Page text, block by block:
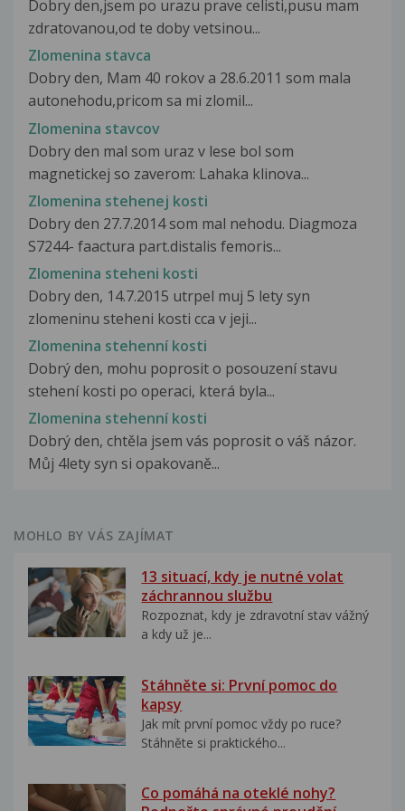
Dobry den,jsem po urazu prave celisti,pusu mam
zdratovanou,od te doby vetsinou...
Zlomenina stavca
Dobry den, Mam 40 rokov a 28.6.2011 som mala
autonehodu,pricom sa mi zlomil...
Zlomenina stavcov
Dobry den mal som uraz v lese bol som
magnetickej so zaverom: Lahaka klinova...
Zlomenina stehenej kosti
Dobry den 27.7.2014 som mal nehodu. Diagmoza
S7244- faactura part.distalis femoris...
Zlomenina steheni kosti
Dobry den, 14.7.2015 utrpel muj 5 lety syn
zlomeninu steheni kosti cca v jeji...
Zlomenina stehenní kosti
Dobrý den, mohu poprosit o posouzení stavu
stehení kosti po operaci, která byla...
Zlomenina stehenní kosti
Dobrý den, chtěla jsem vás poprosit o váš názor.
Můj 4lety syn si opakovaně...
MOHLO BY VÁS ZAJÍMAT
13 situací, kdy je nutné volat
záchrannou službu
Rozpoznat, kdy je zdravotní stav vážný
a kdy už je...
Stáhněte si: První pomoc do
kapsy
Jak mít první pomoc vždy po ruce?
Stáhněte si praktického...
Co pomáhá na oteklé nohy?